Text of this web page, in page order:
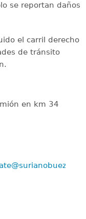
se reportan daños
el carril derecho
de tránsito
en km 34
@surianobuezo